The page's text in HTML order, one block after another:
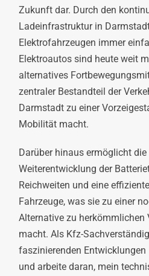
Zukunft dar. Durch den
Ladeinfrastruktur in
Elektrofahrzeugen immer
Elektroautos sind heute weit
alternatives
zentraler Bestandteil der
Darmstadt zu einer
Mobilität macht.
Darüber hinaus ermöglicht
Weiterentwicklung der
Reichweiten und eine
Fahrzeuge, was sie zu einer
Alternative zu herkömmlichen
macht. Als Kfz-
faszinierenden
und arbeite daran, mein